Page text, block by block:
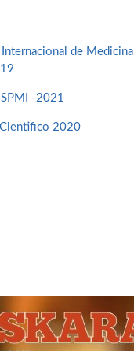
de Medicina
-2021
Cientifico 2020